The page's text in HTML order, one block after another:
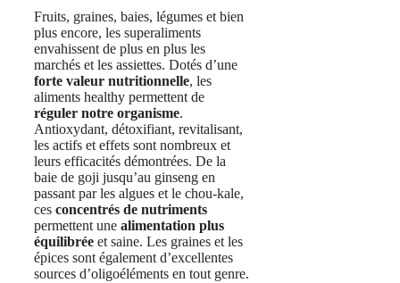
Fruits, graines, baies, légumes et bien
plus encore, les superaliments
envahissent de plus en plus les
marchés et les assiettes. Dotés d’une
forte valeur nutritionnelle, les
aliments healthy permettent de
réguler notre organisme.
Antioxydant, détoxifiant, revitalisant,
les actifs et effets sont nombreux et
leurs efficacités démontrées. De la
baie de goji jusqu’au ginseng en
passant par les algues et le chou-kale,
ces concentrés de nutriments
permettent une alimentation plus
équilibrée et saine. Les graines et les
épices sont également d’excellentes
sources d’oligoéléments en tout genre.